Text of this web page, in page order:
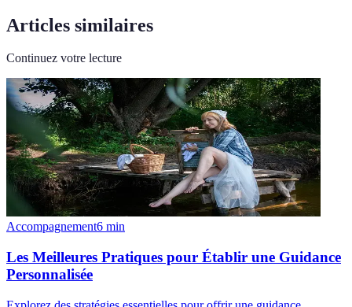
Articles similaires
Continuez votre lecture
Accompagnement6 min
Les Meilleures Pratiques pour Établir une Guidance
Personnalisée